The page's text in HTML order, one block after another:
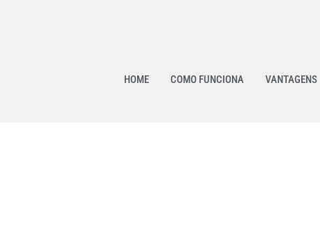
HOME COMO FUNCIONA VANTAGENS